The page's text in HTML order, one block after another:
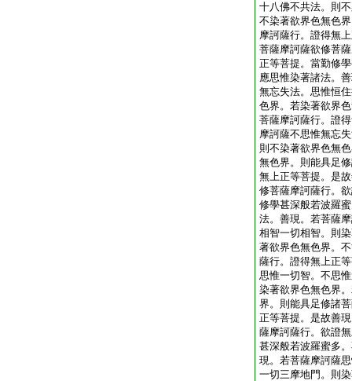
十八佛不共法。則
不染著欲界色無色
摩訶薩行。證得無
菩薩摩訶薩欲修菩
正等菩提。當勤修
應思惟染著諸法。
無忘失法。思惟恒
色界。若染著欲界
菩薩摩訶薩行。證
摩訶薩不思惟無忘
則不染著欲界色無
無色界。則能具足
無上正等菩提。是
修菩薩摩訶薩行。
修學甚深般若波羅
法。善現。若菩薩
相智一切相智。則
著欲界色無色界。
薩行。證得無上正
思惟一切智。不思
染著欲界色無色界
界。則能具足修諸
正等菩提。是故善
薩摩訶薩行。欲證
甚深般若波羅蜜多
現。若菩薩摩訶薩
一切三摩地門。則